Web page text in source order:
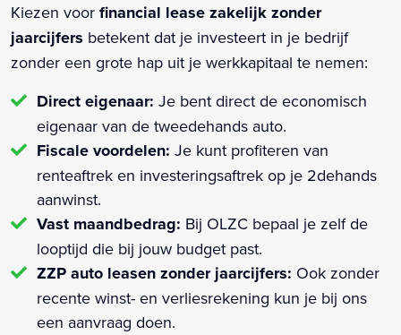
Kiezen voor financial lease zakelijk zonder
jaarcijfers betekent dat je investeert in je bedrijf
zonder een grote hap uit je werkkapitaal te nemen:
Direct eigenaar: Je bent direct de economisch
eigenaar van de tweedehands auto.
Fiscale voordelen: Je kunt profiteren van
renteaftrek en investeringsaftrek op je 2dehands
aanwinst.
Vast maandbedrag: Bij OLZC bepaal je zelf de
looptijd die bij jouw budget past.
ZZP auto leasen zonder jaarcijfers: Ook zonder
recente winst- en verliesrekening kun je bij ons
een aanvraag doen.